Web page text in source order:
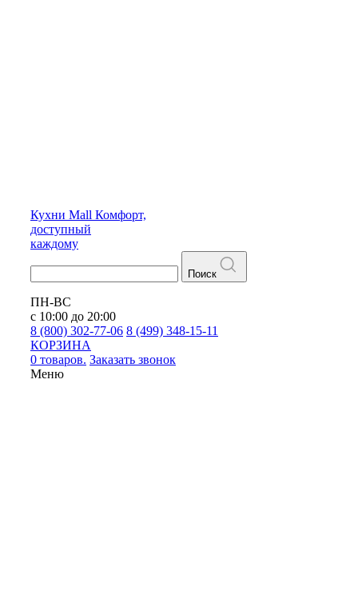
Кухни Mall Комфорт,
доступный
каждому
Поиск
ПН-ВС
с 10:00 до 20:00
8 (800) 302-77-06 8 (499) 348-15-11
КОРЗИНА
0 товаров. Заказать звонок
Меню